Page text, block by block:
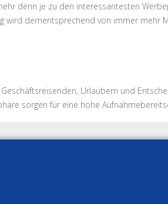
denn je zu den interessantesten
wird dementsprechend von immer mehr
Urlaubern und
sorgen für eine hohe